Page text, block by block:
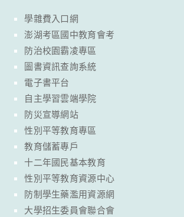
學雜費入口網
澎湖考區國中教育會考
防治校園霸凌專區
圖書資訊查詢系統
電子書平台
自主學習雲端學院
防災宣導網站
性別平等教育專區
教育儲蓄專戶
十二年國民基本教育
性別平等教育資源中心
防制學生藥濫用資源網
大學招生委員會聯合會